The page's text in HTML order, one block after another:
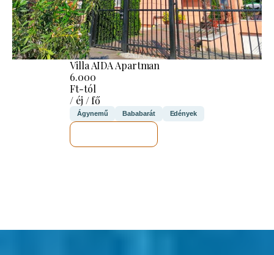
Villa AIDA Apartman
6.000
Ft-tól
/ éj / fő
Ágynemű Bababarát Edények